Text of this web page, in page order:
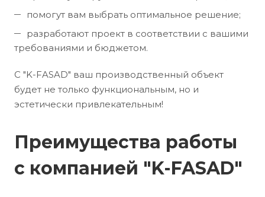
помогут вам выбрать оптимальное решение;
разработают проект в соответствии с вашими
требованиями и бюджетом.
С "K-FASAD" ваш производственный объект
будет не только функциональным, но и
эстетически привлекательным!
Преимущества работы
с компанией "K-FASAD"